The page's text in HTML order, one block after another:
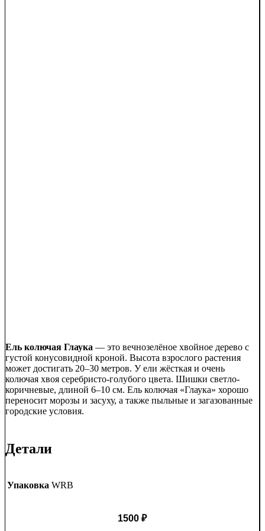
Ель колючая Глаука — это вечнозелёное хвойное дерево с
густой конусовидной кроной. Высота взрослого растения
может достигать 20–30 метров. У ели жёсткая и очень
колючая хвоя серебристо-голубого цвета. Шишки светло-
коричневые, длиной 6–10 см. Ель колючая «Глаука» хорошо
переносит морозы и засуху, а также пыльные и загазованные
городские условия.
Детали
Упаковка WRB
1500 ₽